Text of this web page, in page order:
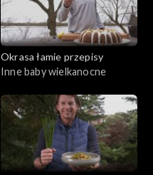
Okrasa łamie przepisy
Inne baby wielkanocne